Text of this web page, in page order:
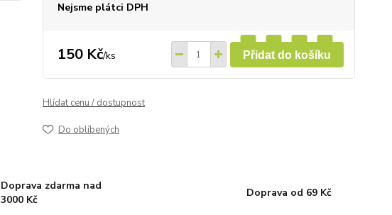
Nejsme plátci DPH
150 Kč/ks Přidat do košíku
Hlídat cenu / dostupnost
Do oblíbených
Doprava zdarma nad
3000 Kč
Doprava od 69 Kč